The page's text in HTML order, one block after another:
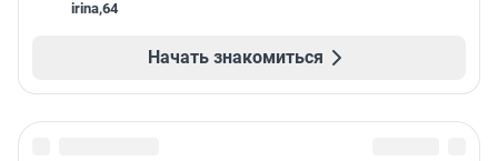
irina,64
Начать знакомиться